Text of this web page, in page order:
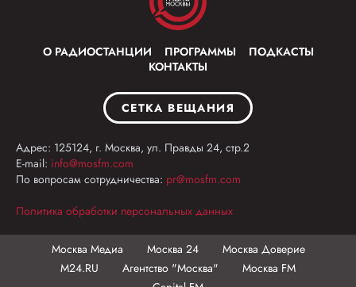
О РАДИОСТАНЦИИ ПРОГРАММЫ
ПОДКАСТЫ
КОНТАКТЫ
СЕТКА ВЕЩАНИЯ
Адрес: 125124, г. Москва, ул. Правды 24, стр.2
E-mail: info@mosfm.com
По вопросам сотрудничества: pr@mosfm.com
Политика обработки персональных данных
Москва Медиа Москва 24
Москва Доверие
М24.RU
Агентство "Москва"
Москва FM